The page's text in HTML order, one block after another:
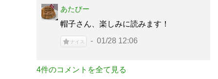
あたびー
帽子さん、楽しみに読みます！
ナイス 01/28 12:06
4件のコメントを全て見る